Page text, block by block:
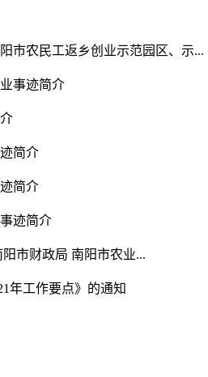
市农民工返乡创业示范园区、示...
事迹简介
简介
简介
迹简介
市财政局 南阳市农业...
年工作要点》的通知